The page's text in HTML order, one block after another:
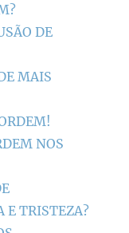
DE
MAIS
NOS
E TRISTEZA?